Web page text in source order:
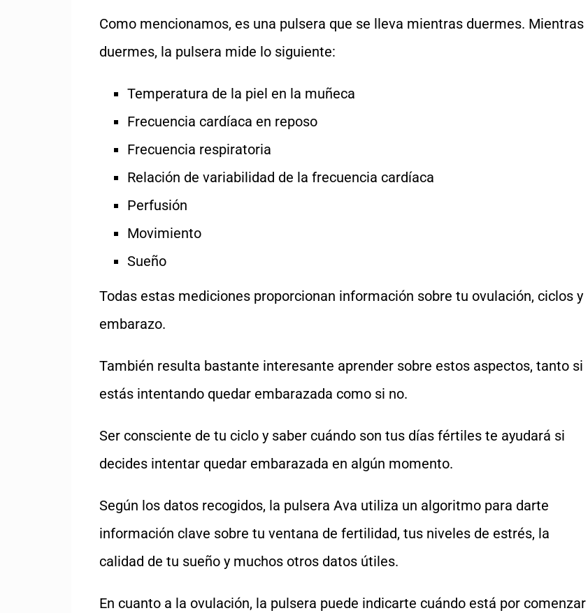
Como mencionamos, es una pulsera que se lleva mientras duermes. Mientras
duermes, la pulsera mide lo siguiente:
Temperatura de la piel en la muñeca
Frecuencia cardíaca en reposo
Frecuencia respiratoria
Relación de variabilidad de la frecuencia cardíaca
Perfusión
Movimiento
Sueño
Todas estas mediciones proporcionan información sobre tu ovulación, ciclos y
embarazo.
También resulta bastante interesante aprender sobre estos aspectos, tanto si
estás intentando quedar embarazada como si no.
Ser consciente de tu ciclo y saber cuándo son tus días fértiles te ayudará si
decides intentar quedar embarazada en algún momento.
Según los datos recogidos, la pulsera Ava utiliza un algoritmo para darte
información clave sobre tu ventana de fertilidad, tus niveles de estrés, la
calidad de tu sueño y muchos otros datos útiles.
En cuanto a la ovulación, la pulsera puede indicarte cuándo está por comenzar